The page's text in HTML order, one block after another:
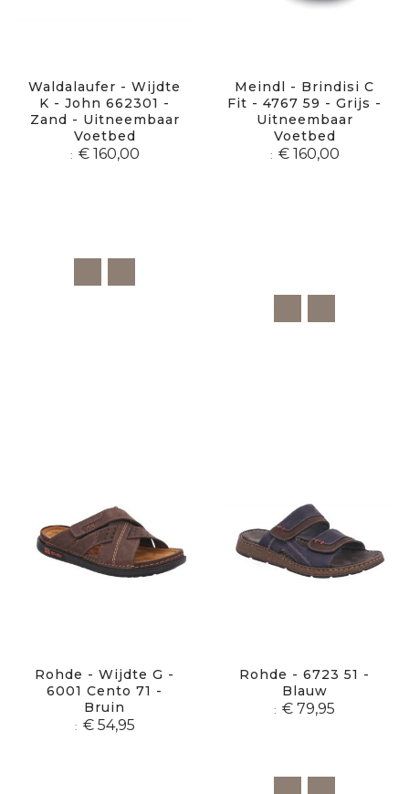
Waldalaufer - Wijdte
K - John 662301 -
Zand - Uitneembaar
Voetbed
€ 160,00
Meindl - Brindisi C
Fit - 4767 59 - Grijs -
Uitneembaar
Voetbed
€ 160,00
Rohde - Wijdte G -
6001 Cento 71 -
Bruin
€ 54,95
Rohde - 6723 51 -
Blauw
€ 79,95